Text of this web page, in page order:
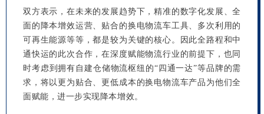
双方表示，在未来的发展趋势下，精准的数字化发展、全
面的降本增效运营、贴合的换电物流车工具、多次利用的
可再生能源等等，都是较为关键的核心。因此全路程和中
通快运的此次合作，在深度赋能物流行业的前提下，也同
时考虑到拥有自建仓储物流枢纽的“四通一达”等品牌的需
求，将以更为贴合、更低成本的换电物流车产品为他们全
面赋能，进一步实现降本增效。